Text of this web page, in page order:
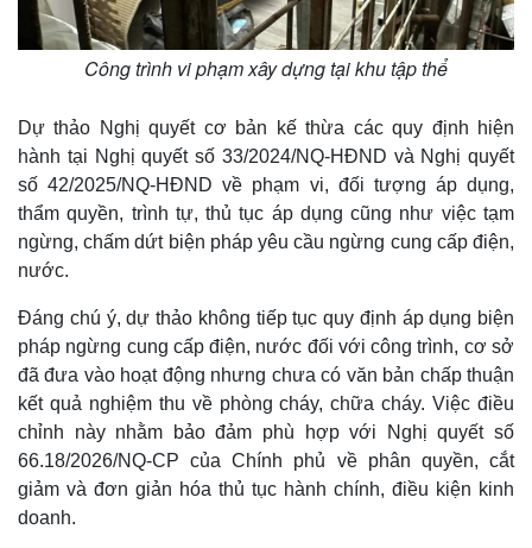
Công trình vi phạm xây dựng tại khu tập thể
Dự thảo Nghị quyết cơ bản kế thừa các quy định hiện
hành tại Nghị quyết số 33/2024/NQ-HĐND và Nghị quyết
số 42/2025/NQ-HĐND về phạm vi, đối tượng áp dụng,
thẩm quyền, trình tự, thủ tục áp dụng cũng như việc tạm
ngừng, chấm dứt biện pháp yêu cầu ngừng cung cấp điện,
nước.
Đáng chú ý, dự thảo không tiếp tục quy định áp dụng biện
pháp ngừng cung cấp điện, nước đối với công trình, cơ sở
đã đưa vào hoạt động nhưng chưa có văn bản chấp thuận
kết quả nghiệm thu về phòng cháy, chữa cháy. Việc điều
chỉnh này nhằm bảo đảm phù hợp với Nghị quyết số
66.18/2026/NQ-CP của Chính phủ về phân quyền, cắt
giảm và đơn giản hóa thủ tục hành chính, điều kiện kinh
doanh.